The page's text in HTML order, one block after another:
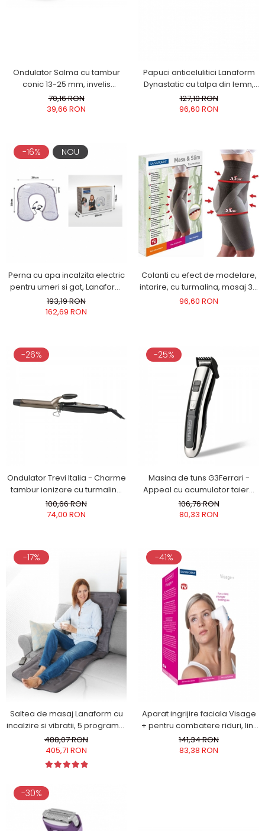
Ondulator Salma cu tambur
conic 13-25 mm, invelis
ceramic, 180 grade incalzire
rapida, bucle luxuriante
70,16 RON
39,66 RON
Papuci anticelulitici Lanaform
Dynastatic cu talpa din lemn,
forma ortopedica, marimea
37, crem
127,10 RON
96,60 RON
-16% NOU
Perna cu apa incalzita electric
pentru umeri si gat, Lanaform
Neck Warmer
193,19 RON
162,69 RON
Colanti cu efect de modelare,
intarire, cu turmalina, masaj 3D
marime M, gri, ideali pentru
96,60 RON
-26%
Ondulator Trevi Italia - Charme
tambur ionizare cu turmalina
diametru de 25 mm, incalzire
rapida 32W
100,66 RON
74,00 RON
-25%
Masina de tuns G3Ferrari -
Appeal cu acumulator taiere
0.8-12mm, LED, lama
detasabila, operare 45 min
106,76 RON
80,33 RON
-17%
Saltea de masaj Lanaform cu
incalzire si vibratii, 5 programe,
3 intensitati, 4 zone de masaj si
10 motoare, lungime 175 cm
488,07 RON
405,71 RON
-41%
Aparat ingrijire faciala Visage
+ pentru combatere riduri, linii
fine, si semne ale imbatranirii,
wireless, alb
141,34 RON
83,38 RON
-30%